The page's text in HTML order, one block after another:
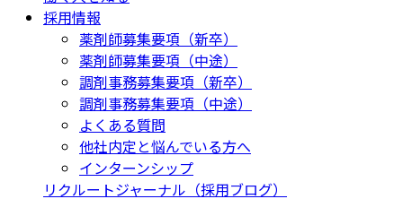
採用情報
薬剤師募集要項（新卒）
薬剤師募集要項（中途）
調剤事務募集要項（新卒）
調剤事務募集要項（中途）
よくある質問
他社内定と悩んでいる方へ
インターンシップ
リクルートジャーナル（採用ブログ）